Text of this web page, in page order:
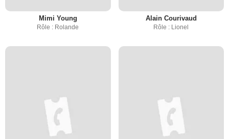
Mimi Young
Rôle : Rolande
Alain Courivaud
Rôle : Lionel